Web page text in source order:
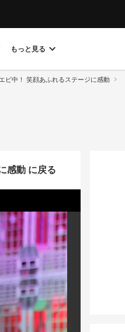
もっと見る
ビ中！ 笑顔あふれるステージに感動
感動 に戻る